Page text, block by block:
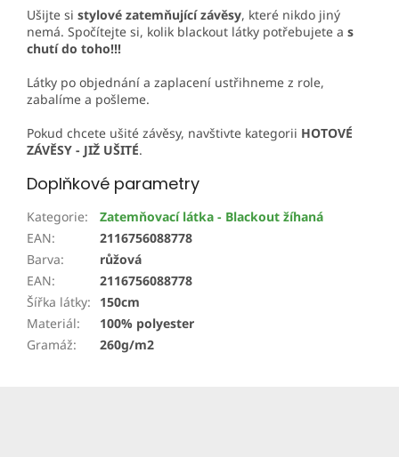
Ušijte si stylové zatemňující závěsy, které nikdo jiný
nemá. Spočítejte si, kolik blackout látky potřebujete a s
chutí do toho!!!
Látky po objednání a zaplacení ustřihneme z role,
zabalíme a pošleme.
Pokud chcete ušité závěsy, navštivte kategorii HOTOVÉ
ZÁVĚSY - JIŽ UŠITÉ.
Doplňkové parametry
Kategorie:
Zatemňovací látka - Blackout žíhaná
EAN:
2116756088778
Barva:
růžová
EAN:
2116756088778
Šířka látky:
150cm
Materiál:
100% polyester
Gramáž: 260g/m2